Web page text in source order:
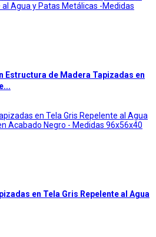
Estructura de Madera Tapizadas en
en Tela Gris Repelente al Agua